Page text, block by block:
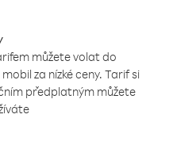
můžete volat do
za nízké ceny. Tarif si
předplatným můžete